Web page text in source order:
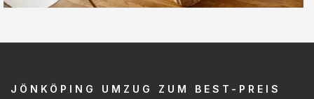
JÖNKÖPING UMZUG ZUM BEST-PREIS